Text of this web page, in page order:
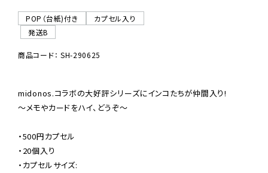
POP（台紙)付き
カプセル入り
発送B
商品コード： SH-290625
midonos.コラボの大好評シリーズにインコたちが仲間入り!
〜メモやカードをハイ、どうぞ〜
・500円カプセル
・20個入り
・カプセルサイズ: